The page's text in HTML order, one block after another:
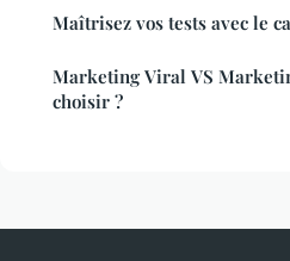
Maîtrisez vos tests avec le
Marketing Viral VS
choisir ?